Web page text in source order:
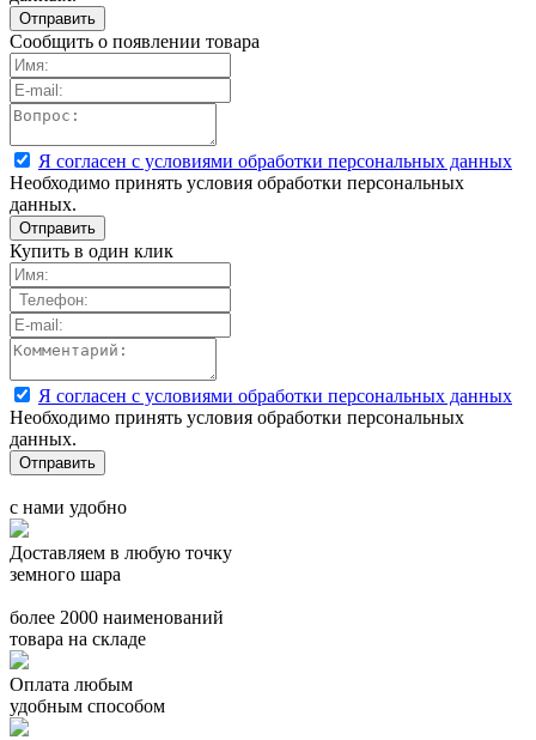
Сообщить о появлении товара
Я согласен с условиями обработки персональных данных
Необходимо принять условия обработки персональных
данных.
Купить в один клик
Я согласен с условиями обработки персональных данных
Необходимо принять условия обработки персональных
данных.
с нами удобно
Доставляем в любую точку
земного шара
более 2000 наименований
товара на складе
Оплата любым
удобным способом